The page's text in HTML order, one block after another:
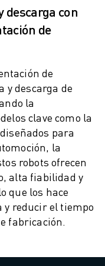
DE HILO ROBOCUT
AUMENTAR LA
descarga con
de
de
y descarga de
la
clave como la
para
la
robots ofrecen
alta fiabilidad y
que los hace
reducir el tiempo
fabricación.